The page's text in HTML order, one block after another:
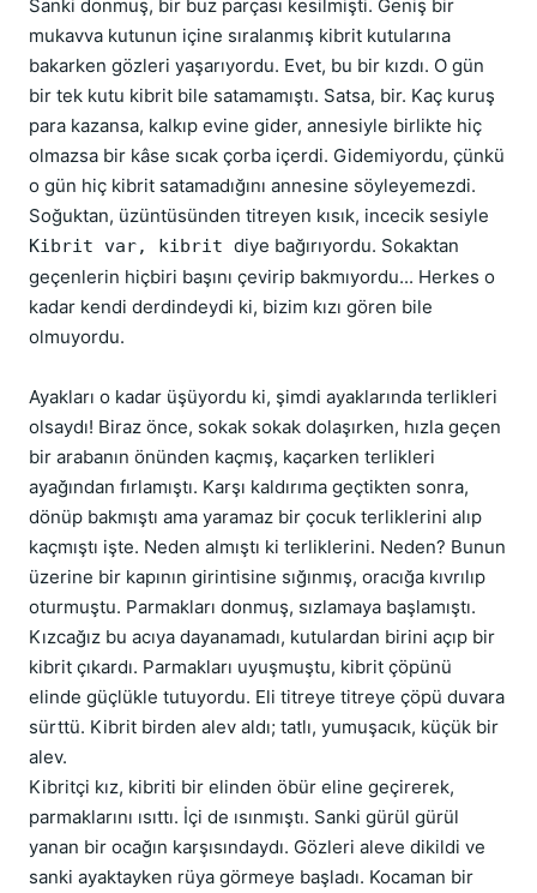
Sanki donmuş, bir buz parçası kesilmişti. Geniş bir
mukavva kutunun içine sıralanmış kibrit kutularına
bakarken gözleri yaşarıyordu. Evet, bu bir kızdı. O gün
bir tek kutu kibrit bile satamamıştı. Satsa, bir. Kaç kuruş
para kazansa, kalkıp evine gider, annesiyle birlikte hiç
olmazsa bir kâse sıcak çorba içerdi. Gidemiyordu, çünkü
o gün hiç kibrit satamadığını annesine söyleyemezdi.
Soğuktan, üzüntüsünden titreyen kısık, incecik sesiyle
Kibrit var, kibrit diye bağırıyordu. Sokaktan
geçenlerin hiçbiri başını çevirip bakmıyordu... Herkes o
kadar kendi derdindeydi ki, bizim kızı gören bile
olmuyordu.
Ayakları o kadar üşüyordu ki, şimdi ayaklarında terlikleri
olsaydı! Biraz önce, sokak sokak dolaşırken, hızla geçen
bir arabanın önünden kaçmış, kaçarken terlikleri
ayağından fırlamıştı. Karşı kaldırıma geçtikten sonra,
dönüp bakmıştı ama yaramaz bir çocuk terliklerini alıp
kaçmıştı işte. Neden almıştı ki terliklerini. Neden? Bunun
üzerine bir kapının girintisine sığınmış, oracığa kıvrılıp
oturmuştu. Parmakları donmuş, sızlamaya başlamıştı.
Kızcağız bu acıya dayanamadı, kutulardan birini açıp bir
kibrit çıkardı. Parmakları uyuşmuştu, kibrit çöpünü
elinde güçlükle tutuyordu. Eli titreye titreye çöpü duvara
sürttü. Kibrit birden alev aldı; tatlı, yumuşacık, küçük bir
alev.
Kibritçi kız, kibriti bir elinden öbür eline geçirerek,
parmaklarını ısıttı. İçi de ısınmıştı. Sanki gürül gürül
yanan bir ocağın karşısındaydı. Gözleri aleve dikildi ve
sanki ayaktayken rüya görmeye başladı. Kocaman bir